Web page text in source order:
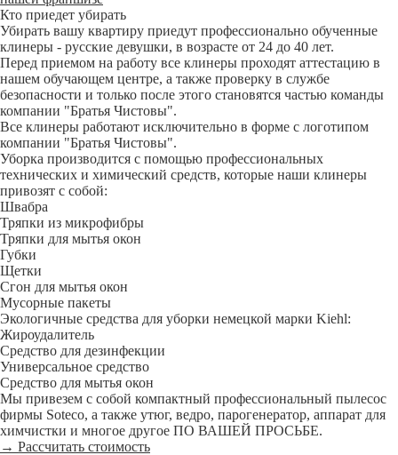
Кто приедет убирать
Убирать вашу квартиру приедут профессионально обученные
клинеры - русские девушки, в возрасте от 24 до 40 лет.
Перед приемом на работу все клинеры проходят аттестацию в
нашем обучающем центре, а также проверку в службе
безопасности и только после этого становятся частью команды
компании "Братья Чистовы".
Все клинеры работают исключительно в форме с логотипом
компании "Братья Чистовы".
Уборка производится с помощью профессиональных
технических и химический средств, которые наши клинеры
привозят с собой:
Швабра
Тряпки из микрофибры
Тряпки для мытья окон
Губки
Щетки
Сгон для мытья окон
Мусорные пакеты
Экологичные средства для уборки немецкой марки Kiehl:
Жироудалитель
Средство для дезинфекции
Универсальное средство
Средство для мытья окон
Мы привезем с собой компактный профессиональный пылесос
фирмы Soteco, а также утюг, ведро, парогенератор, аппарат для
химчистки и многое другое ПО ВАШЕЙ ПРОСЬБЕ.
→ Рассчитать стоимость